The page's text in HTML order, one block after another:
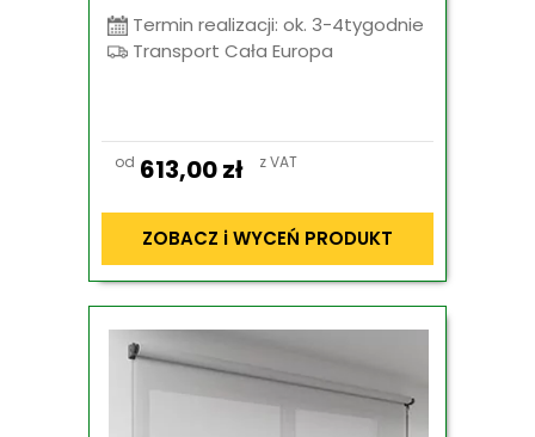
Termin realizacji: ok. 3-4tygodnie
Transport Cała Europa
od 613,00zł z VAT
ZOBACZ i WYCEŃ PRODUKT